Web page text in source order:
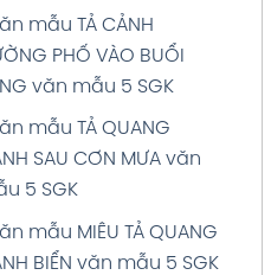
giải Tiếng Việt 5 tập 1
45
6: CÁNH CHIM HÒA
giải Tiếng Việt 5 tập 1
54
bài TẬP ĐỌC:
NGƯỜI BẠN TỐT
Tiếng Việt 5 tập 1
mẫu TẢ CẢNH
PHỐ VÀO BUỔI
văn mẫu 5 SGK
mẫu TẢ QUANG
SAU CƠN MƯA văn
5 SGK
mẫu MIÊU TẢ QUANG
BIỂN văn mẫu 5 SGK